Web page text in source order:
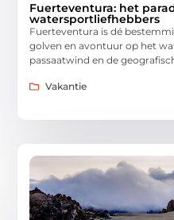
Fuerteventura: het
watersportliefhebbers
Fuerteventura is dé
golven en avontuur op het
passaatwind en de
Vakantie